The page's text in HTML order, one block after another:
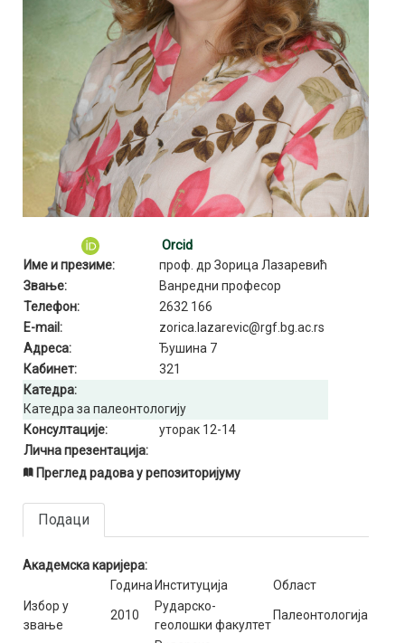
Orcid
Име и презиме:
проф. др Зорица Лазаревић
Звање:
Ванредни професор
Телефон:
2632 166
E-mail:
zorica.lazarevic@rgf.bg.ac.rs
Адреса:
Ђушина 7
Кабинет:
321
Катедра:
Катедра за палеонтологију
Консултације:
уторак 12-14
Лична презентација:
Преглед радова у репозиторијуму
Подаци
Академска каријера:
Година Институција
Област
Избор у
звање
2010
Рударско-
геолошки факултет
Палеонтологија